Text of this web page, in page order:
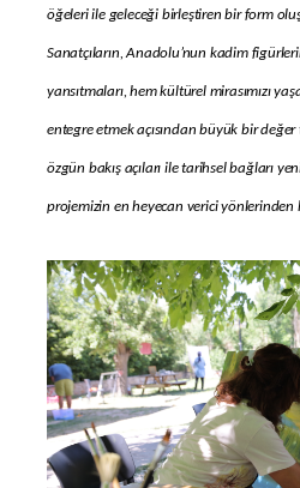
öğeleri ile geleceği birleştiren bir form
Sanatçıların, Anadolu’nun kadim
yansıtmaları, hem kültürel mirasımızı
entegre etmek açısından büyük bir değer
özgün bakış açıları ile tarihsel bağları
projemizin en heyecan verici yönlerinden